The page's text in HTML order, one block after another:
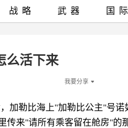
么活下来
我要分享
加勒比海上"加勒比公主"号诺
传来"请所有乘客留在舱房"的
战略 武器 国际